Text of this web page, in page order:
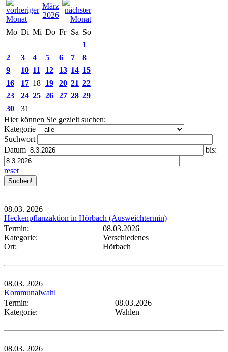
März
2026
Mo Di Mi Do Fr Sa So
1
2
3 4 5 6 7
8
9
10 11 12 13 14 15
16
17 18 19 20 21 22
23
24 25 26 27 28 29
30
31
Hier können Sie gezielt suchen:
Kategorie
Suchwort
Datum
bis:
reset
08.03. 2026
Heckenpflanzaktion in Hörbach (Ausweichtermin)
Termin:
08.03.2026
Kategorie:
Verschiedenes
Ort:
Hörbach
08.03. 2026
Kommunalwahl
Termin:
08.03.2026
Kategorie:
Wahlen
08.03. 2026